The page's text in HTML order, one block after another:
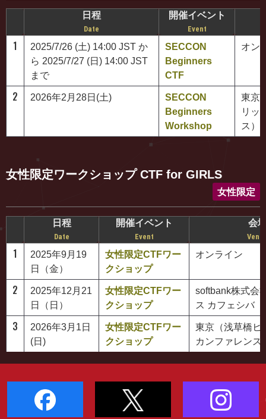
日程
Date
開催イベント
Event
1
2025/7/26 (土) 14:00 JST か
ら 2025/7/27 (日) 14:00 JST
まで
SECCON
Beginners
CTF
オン
2 2026年2月28日(土)
SECCON
Beginners
Workshop
東京
リッ
ス）
女性限定ワークショップ CTF for GIRLS
女性限定
日程
Date
開催イベント
Event
会
1
2025年9月19
日（金）
女性限定CTFワー
クショップ
オンライン
2
2025年12月21
日（日）
女性限定CTFワー
クショップ
softbank株式会
ス カフェシバ
3
2026年3月1日
(日)
女性限定CTFワー
クショップ
東京（浅草橋ヒ
カンファレンス